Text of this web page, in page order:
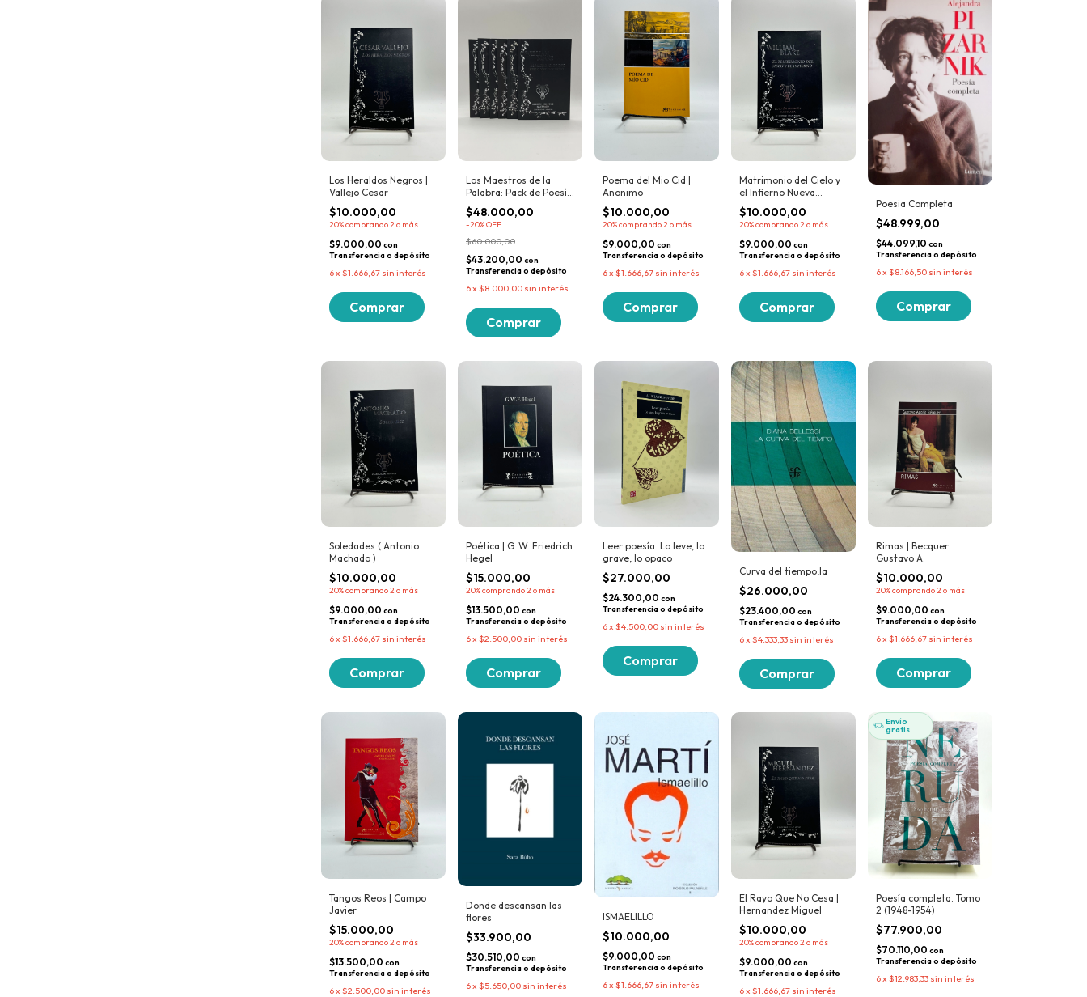
Los Heraldos Negros |
Vallejo Cesar
$10.000,00
20%comprando 2 o más
$9.000,00 con
Transferencia o depósito
6x $1.666,67 sin interés
Los Maestros de la
Palabra: Pack de Poesía
Clásica
$48.000,00
-20% OFF
$60.000,00
$43.200,00 con
Transferencia o depósito
6x $8.000,00 sin interés
Poema del Mio Cid |
Anonimo
$10.000,00
20%comprando 2 o más
$9.000,00 con
Transferencia o depósito
6x $1.666,67 sin interés
Matrimonio del Cielo y
el Infierno Nueva
Edicion Ilustrada | Blake
William
$10.000,00
20%comprando 2 o más
$9.000,00 con
Transferencia o depósito
6x $1.666,67 sin interés
Poesia Completa
$48.999,00
$44.099,10 con
Transferencia o depósito
6x $8.166,50 sin interés
Soledades ( Antonio
Machado )
$10.000,00
20%comprando 2 o más
$9.000,00 con
Transferencia o depósito
6x $1.666,67 sin interés
Poética | G. W. Friedrich
Hegel
$15.000,00
20%comprando 2 o más
$13.500,00 con
Transferencia o depósito
6x $2.500,00 sin interés
Leer poesía. Lo leve, lo
grave, lo opaco
$27.000,00
$24.300,00 con
Transferencia o depósito
6x $4.500,00 sin interés
Curva del tiempo,la
$26.000,00
$23.400,00 con
Transferencia o depósito
6x $4.333,33 sin interés
Rimas | Becquer
Gustavo A.
$10.000,00
20%comprando 2 o más
$9.000,00 con
Transferencia o depósito
6x $1.666,67 sin interés
Tangos Reos | Campo
Javier
$15.000,00
20%comprando 2 o más
$13.500,00 con
Transferencia o depósito
6x $2.500,00 sin interés
Donde descansan las
flores
$33.900,00
$30.510,00 con
Transferencia o depósito
6x $5.650,00 sin interés
ISMAELILLO
$10.000,00
$9.000,00 con
Transferencia o depósito
6x $1.666,67 sin interés
El Rayo Que No Cesa |
Hernandez Miguel
$10.000,00
20%comprando 2 o más
$9.000,00 con
Transferencia o depósito
6x $1.666,67 sin interés
Envío
gratis
Poesía completa. Tomo
2 (1948-1954)
$77.900,00
$70.110,00 con
Transferencia o depósito
6x $12.983,33 sin interés